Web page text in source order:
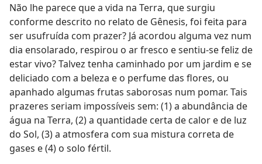
Não lhe parece que a vida na Terra, que surgiu
conforme descrito no relato de Gênesis, foi feita para
ser usufruída com prazer? Já acordou alguma vez num
dia ensolarado, respirou o ar fresco e sentiu-se feliz de
estar vivo? Talvez tenha caminhado por um jardim e se
deliciado com a beleza e o perfume das flores, ou
apanhado algumas frutas saborosas num pomar. Tais
prazeres seriam impossíveis sem: (1) a abundância de
água na Terra, (2) a quantidade certa de calor e de luz
do Sol, (3) a atmosfera com sua mistura correta de
gases e (4) o solo fértil.